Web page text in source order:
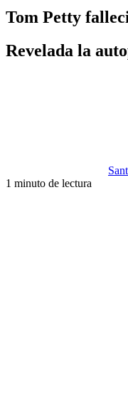
Tom Petty
Revelada la
1 minuto de lectura